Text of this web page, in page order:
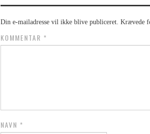
Din e-mailadresse vil ikke blive publiceret. Krævede
KOMMENTAR *
NAVN *